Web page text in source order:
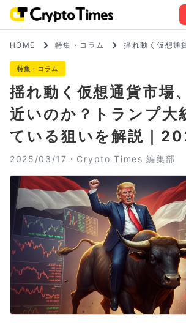
HOME 特集・コラム
揺れ動く仮想通
特集・コラム
揺れ動く仮想通貨市場
近いのか？トランプ大
ている狙いを解説｜
2025/03/17・ Crypto Times 編集部